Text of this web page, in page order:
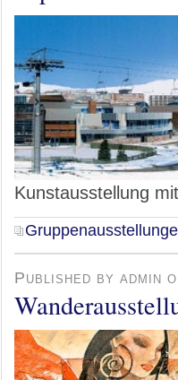
Kunstausstellung
Published by admin